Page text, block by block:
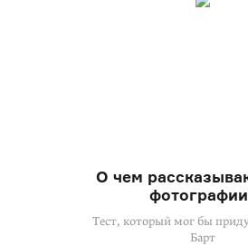
О чем
Тест, который мог бы
Барт